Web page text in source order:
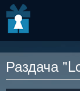
Раздача